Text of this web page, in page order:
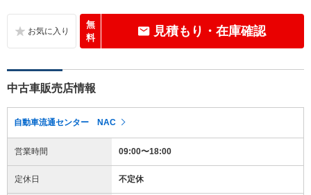
無
料
見積もり・在庫確認
中古車販売店情報
自動車流通センター NAC
営業時間 09:00〜18:00
定休日 不定休